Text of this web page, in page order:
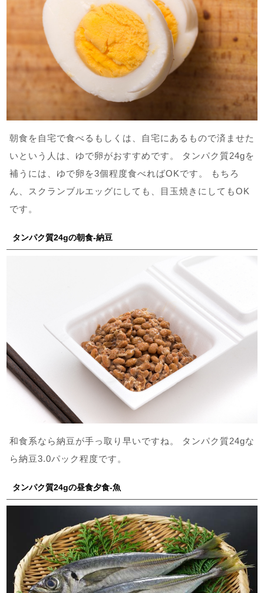
朝食を自宅で食べるもしくは、自宅にあるもので済ませた
いという人は、ゆで卵がおすすめです。 タンパク質24gを
補うには、ゆで卵を3個程度食べればOKです。 もちろ
ん、スクランブルエッグにしても、目玉焼きにしてもOK
です。
タンパク質24gの朝食-納豆
和食系なら納豆が手っ取り早いですね。 タンパク質24gな
ら納豆3.0パック程度です。
タンパク質24gの昼食夕食-魚